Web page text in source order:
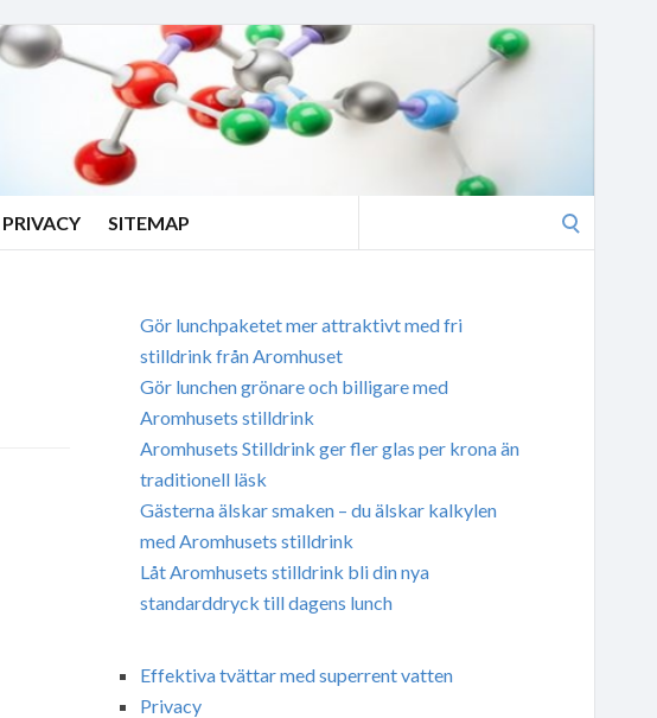
PRIVACY SITEMAP
Gör lunchpaketet mer attraktivt med fri
stilldrink från Aromhuset
Gör lunchen grönare och billigare med
Aromhusets stilldrink
Aromhusets Stilldrink ger fler glas per krona än
traditionell läsk
Gästerna älskar smaken – du älskar kalkylen
med Aromhusets stilldrink
Låt Aromhusets stilldrink bli din nya
standarddryck till dagens lunch
Effektiva tvättar med superrent vatten
Privacy